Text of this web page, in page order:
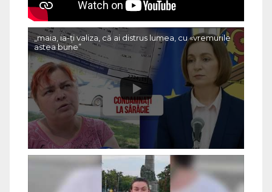
„maia, ia-ți valiza, că ai distrus lumea, cu «vremurile
astea bune”